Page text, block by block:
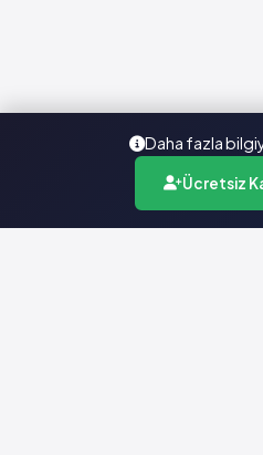
Daha fazla
Ücretsiz